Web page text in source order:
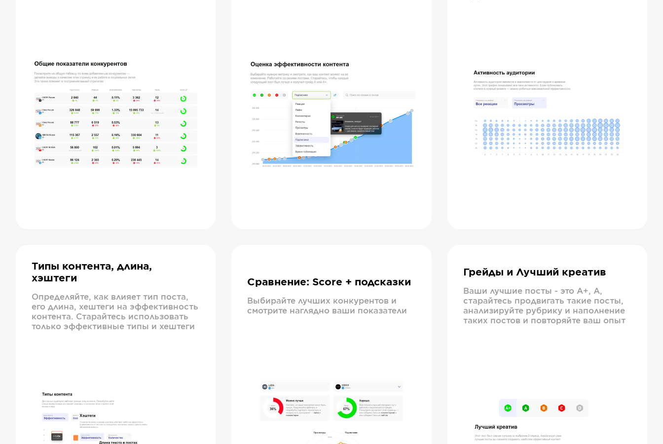
Типы контента, длина,
хэштеги
Определяйте, как влияет тип поста,
его длина, хештеги на эффективность
контента. Старайтесь использовать
только эффективные типы и хештеги
Сравнение: Score + подсказки
Выбирайте лучших конкурентов и
смотрите наглядно ваши показатели
Грейды и Лучший креатив
Ваши лучшие посты - это А+, А,
старайтесь продвигать такие посты,
анализируйте рубрику и наполнение
таких постов и повторяйте ваш опыт